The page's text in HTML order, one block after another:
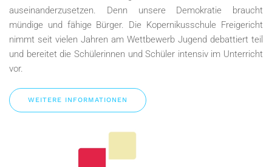
auseinanderzusetzen. Denn unsere Demokratie braucht
mündige und fähige Bürger. Die Kopernikusschule Freigericht
nimmt seit vielen Jahren am Wettbewerb Jugend debattiert teil
und bereitet die Schülerinnen und Schüler intensiv im Unterricht
vor.
WEITERE INFORMATIONEN